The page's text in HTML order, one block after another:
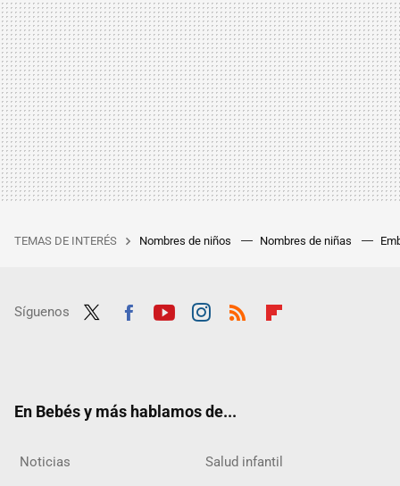
TEMAS DE INTERÉS Nombres de niños Nombres de niñas
Síguenos
En Bebés y más hablamos de...
Noticias Salud infantil